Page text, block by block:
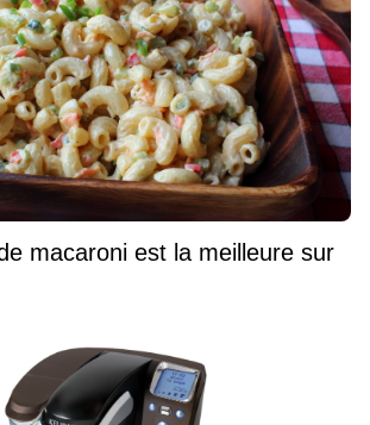
macaroni est la meilleure sur